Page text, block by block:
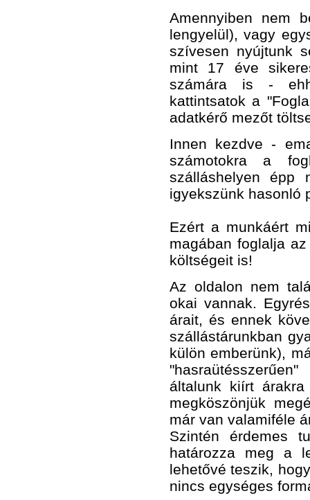
Amennyiben nem
lengyelül), vagy
szívesen nyújtunk
mint 17 éve
számára is -
kattintsatok a
adatkérő mezőt
Innen kezdve -
számotokra a
szálláshelyen épp
igyekszünk hasonló
Ezért a munkáért
magában foglalja
költségeit is!
Az oldalon nem
okai vannak.
árait, és ennek
szállástárunkban
külön emberünk),
általunk kiírt
megköszönjük
már van valamiféle
Szintén érdemes
határozza meg a
lehetővé teszik,
nincs egységes